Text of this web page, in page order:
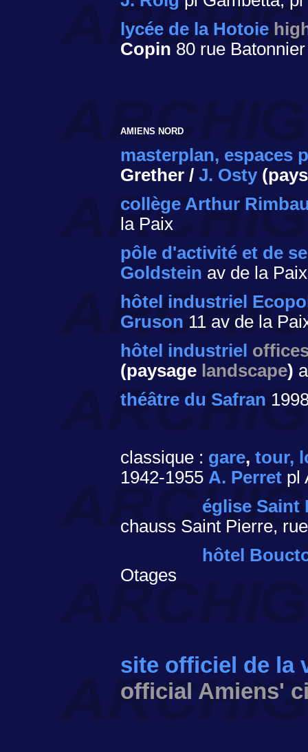
lycée de la Hotoie
Copin 80 rue
AMIENS NORD
masterplan, espaces
Grether / J. Osty
collège Arthur
la Paix
pôle d'activité et de
Goldstein av de la Paix
hôtel industriel
Gruson 11 av de la
hôtel industriel
(paysage landscape)
théâtre du Safran
classique : gare, tour,
1942-1955 A. Perret pl
église Saint
chauss Saint Pierre,
hôtel
Otages
site officiel de la
official Amiens'